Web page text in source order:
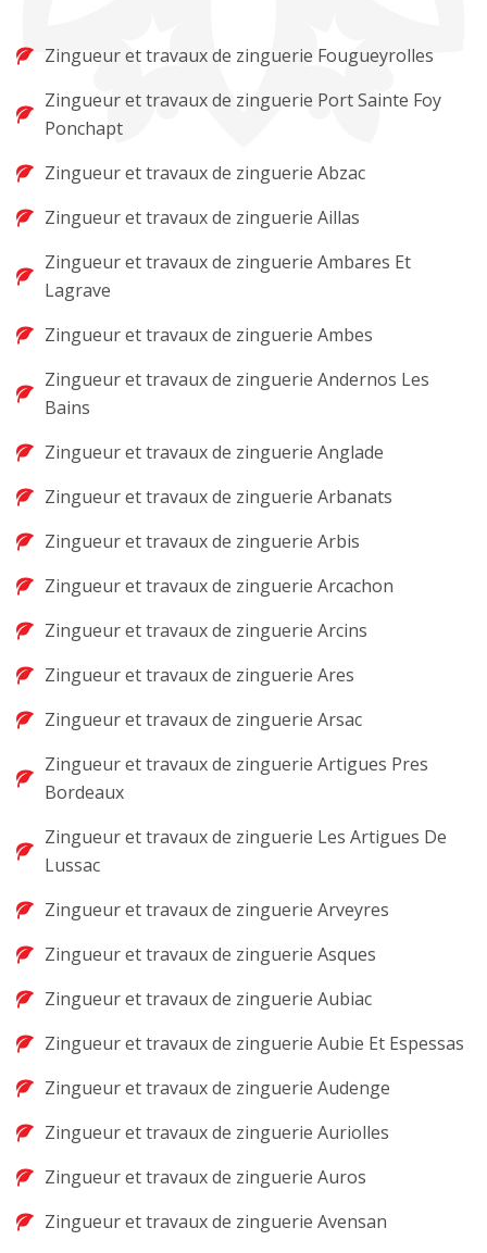
Zingueur et travaux de zinguerie Fougueyrolles
Zingueur et travaux de zinguerie Port Sainte Foy
Ponchapt
Zingueur et travaux de zinguerie Abzac
Zingueur et travaux de zinguerie Aillas
Zingueur et travaux de zinguerie Ambares Et
Lagrave
Zingueur et travaux de zinguerie Ambes
Zingueur et travaux de zinguerie Andernos Les
Bains
Zingueur et travaux de zinguerie Anglade
Zingueur et travaux de zinguerie Arbanats
Zingueur et travaux de zinguerie Arbis
Zingueur et travaux de zinguerie Arcachon
Zingueur et travaux de zinguerie Arcins
Zingueur et travaux de zinguerie Ares
Zingueur et travaux de zinguerie Arsac
Zingueur et travaux de zinguerie Artigues Pres
Bordeaux
Zingueur et travaux de zinguerie Les Artigues De
Lussac
Zingueur et travaux de zinguerie Arveyres
Zingueur et travaux de zinguerie Asques
Zingueur et travaux de zinguerie Aubiac
Zingueur et travaux de zinguerie Aubie Et Espessas
Zingueur et travaux de zinguerie Audenge
Zingueur et travaux de zinguerie Auriolles
Zingueur et travaux de zinguerie Auros
Zingueur et travaux de zinguerie Avensan